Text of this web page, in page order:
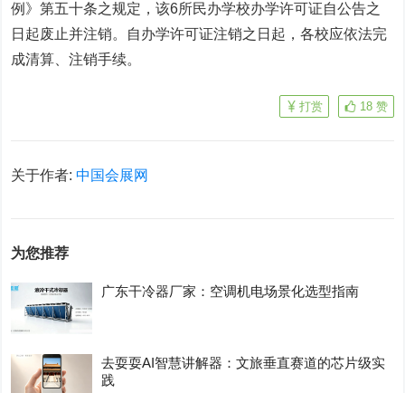
例》第五十条之规定，该6所民办学校办学许可证自公告之
日起废止并注销。自办学许可证注销之日起，各校应依法完
成清算、注销手续。
18 赞
打赏
关于作者:中国会展网
为您推荐
广东干冷器厂家：空调机电场景化选型指南
去耍耍AI智慧讲解器：文旅垂直赛道的芯片级实
践